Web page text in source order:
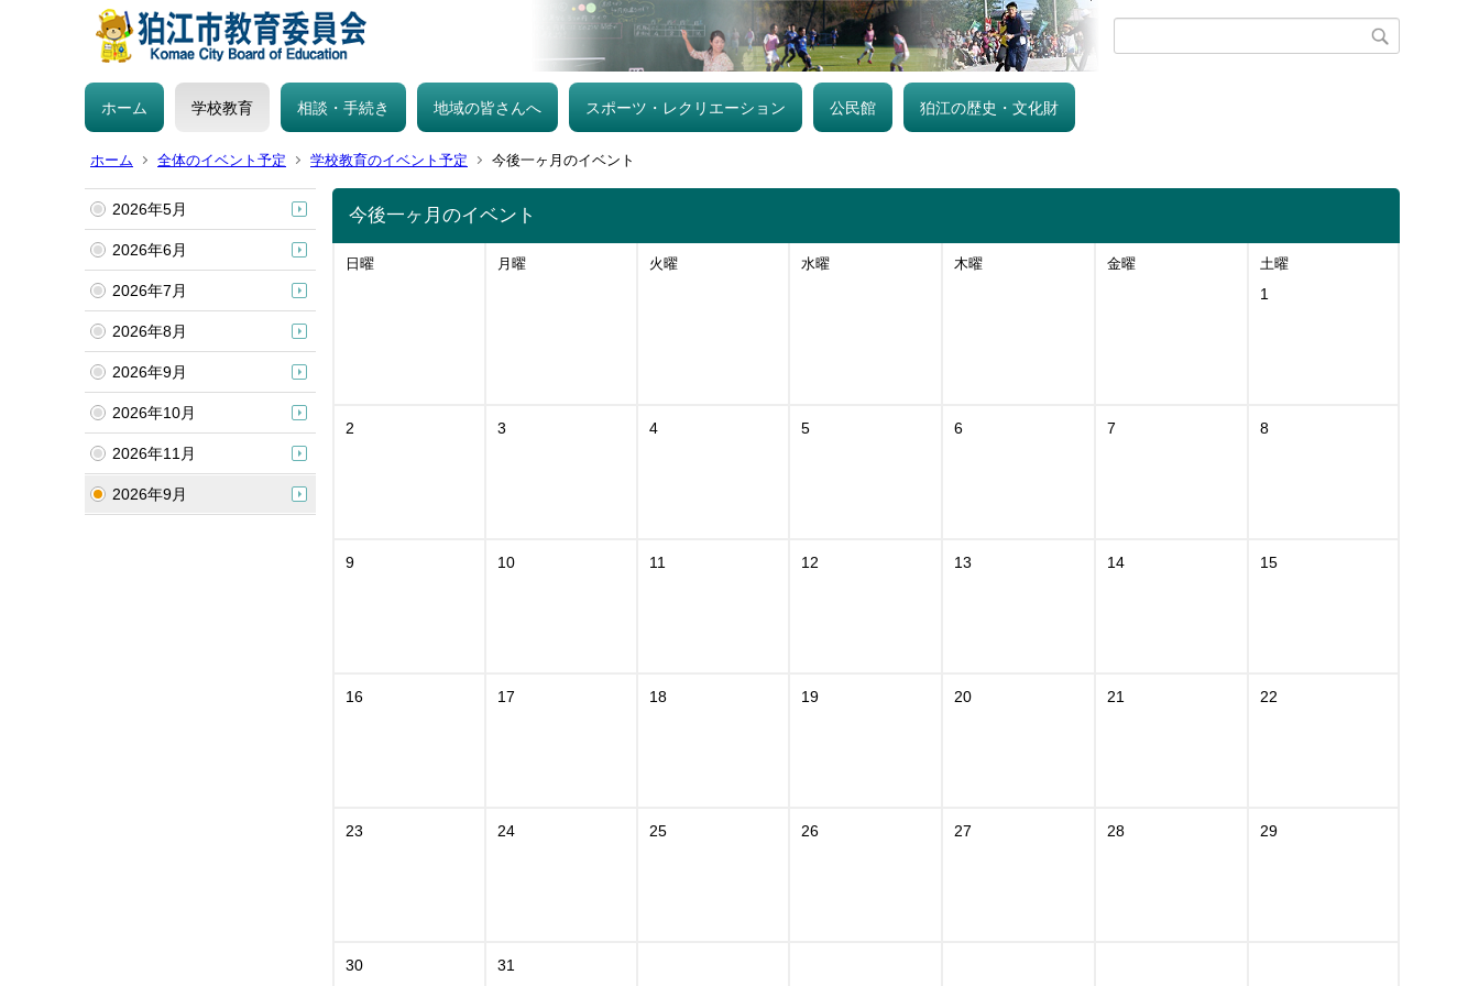
ホーム 学校教育 相談・手続き 地域の皆さんへ スポーツ・レクリエーション 公民館 狛江の歴史・文化財
ホーム 全体のイベント予定 学校教育のイベント予定 今後一ヶ月のイベント
2026年5月
2026年6月
2026年7月
2026年8月
2026年9月
2026年10月
2026年11月
2026年9月
今後一ヶ月のイベント
日曜 月曜 火曜 水曜 木曜 金曜 土曜
1
2 3 4 5 6 7 8
9 10 11 12 13 14 15
16 17 18 19 20 21 22
23 24 25 26 27 28 29
30 31